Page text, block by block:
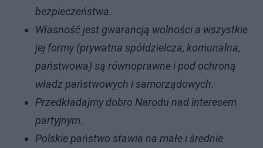
bezpieczeństwa.
Własność jest gwarancją wolności a wszystkie
jej formy (prywatna spółdzielcza, komunalna,
państwowa) są równoprawne i pod ochroną
władz państwowych i samorządowych.
Przedkładajmy dobro Narodu nad interesem
partyjnym.
Polskie państwo stawia na małe i średnie